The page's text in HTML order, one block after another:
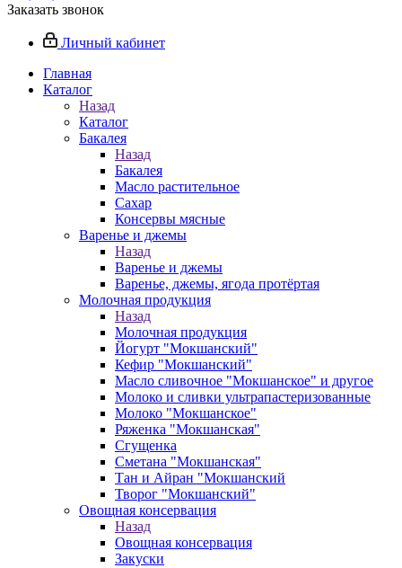
Заказать звонок
Личный кабинет
Главная
Каталог
Назад
Каталог
Бакалея
Назад
Бакалея
Масло растительное
Сахар
Консервы мясные
Варенье и джемы
Назад
Варенье и джемы
Варенье, джемы, ягода протёртая
Молочная продукция
Назад
Молочная продукция
Йогурт "Мокшанский"
Кефир "Мокшанский"
Масло сливочное "Мокшанское" и другое
Молоко и сливки ультрапастеризованные
Молоко "Мокшанское"
Ряженка "Мокшанская"
Сгущенка
Сметана "Мокшанская"
Тан и Айран "Мокшанский
Творог "Мокшанский"
Овощная консервация
Назад
Овощная консервация
Закуски